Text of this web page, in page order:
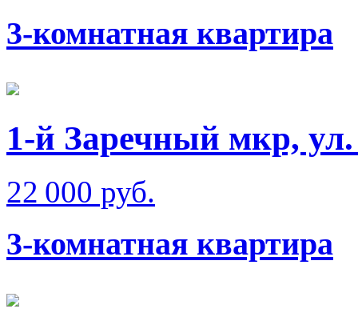
3-комнатная квартира
1-й Заречный мкр,
22 000 руб.
3-комнатная квартира